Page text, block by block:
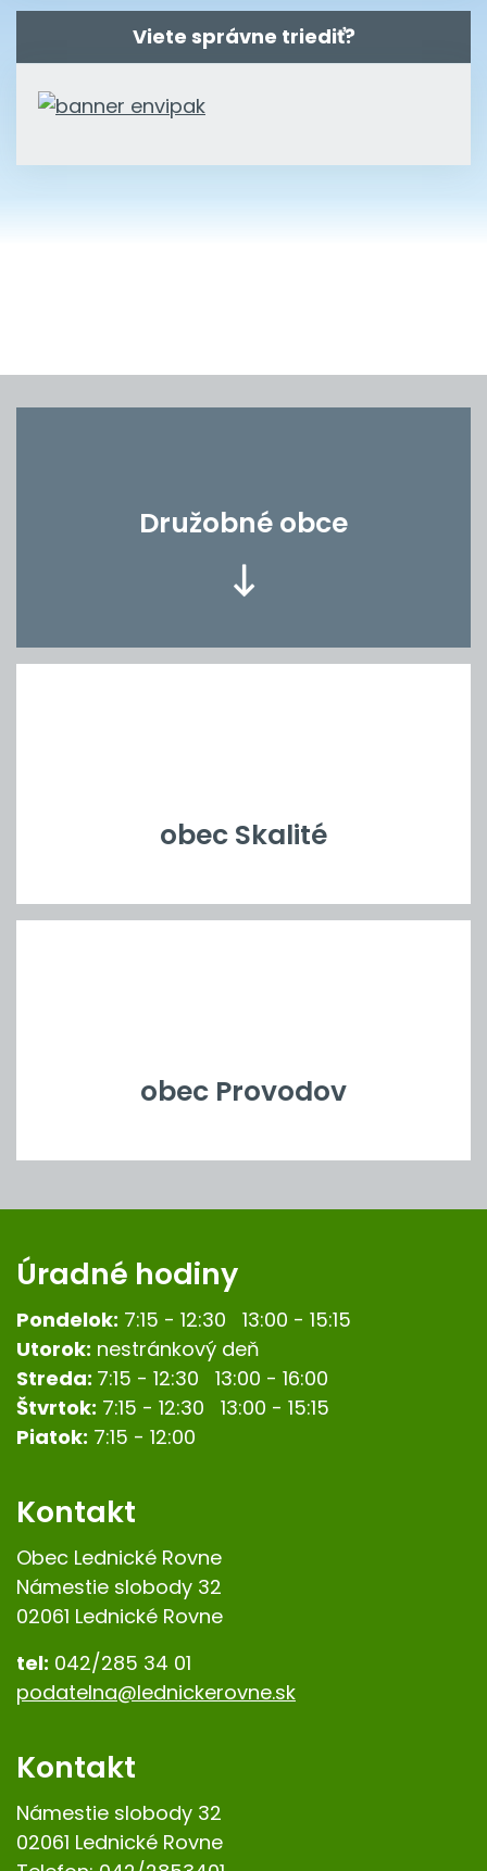
Viete správne triediť?
Družobné obce
obec Skalité
obec Provodov
Úradné hodiny
Pondelok: 7:15 - 12:30 13:00 - 15:15
Utorok: nestránkový deň
Streda: 7:15 - 12:30 13:00 - 16:00
Štvrtok: 7:15 - 12:30 13:00 - 15:15
Piatok: 7:15 - 12:00
Kontakt
Obec Lednické Rovne
Námestie slobody 32
02061 Lednické Rovne
tel: 042/285 34 01
podatelna@lednickerovne.sk
Kontakt
Námestie slobody 32
02061 Lednické Rovne